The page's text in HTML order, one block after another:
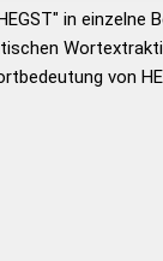
in
von